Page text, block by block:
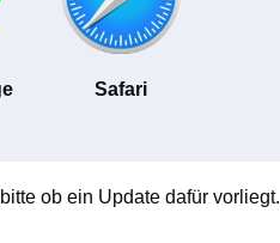
Safari
ob ein Update dafür vorliegt.